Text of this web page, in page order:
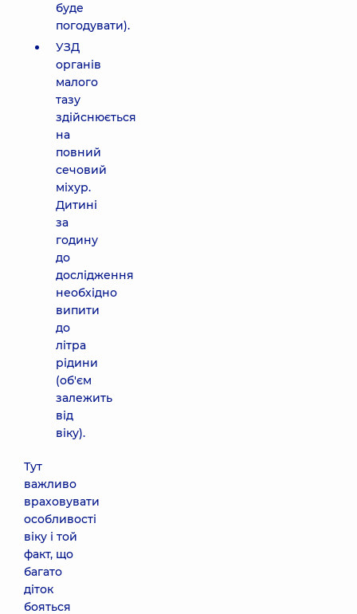
буде
погодувати).
УЗД
органів
малого
тазу
здійснюється
на
повний
сечовий
міхур.
Дитині
за
годину
до
дослідження
необхідно
випити
до
літра
рідини
(об'єм
залежить
від
віку).
Тут
важливо
враховувати
особливості
віку і той
факт, що
багато
діток
бояться